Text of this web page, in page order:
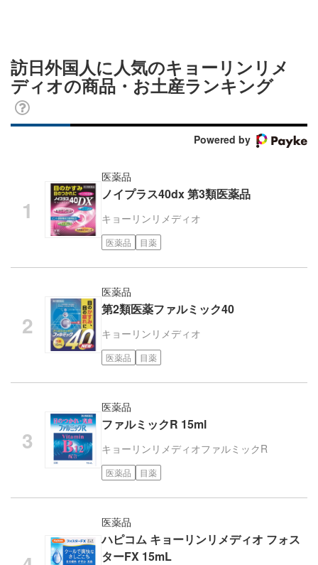
訪日外国人に人気のキョーリンリメ
ディオの商品・お土産ランキング
Powered by
医薬品
ノイプラス40dx 第3類医薬品
キョーリンリメディオ
医薬品 目薬
医薬品
第2類医薬ファルミック40
キョーリンリメディオ
医薬品 目薬
医薬品
ファルミックR 15ml
キョーリンリメディオファルミックR
医薬品 目薬
医薬品
ハピコム キョーリンリメディオ フォス
ターFX 15mL